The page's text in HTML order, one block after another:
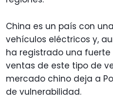
China es un país con
vehículos eléctricos y,
ha registrado una
ventas de este tipo de
mercado chino deja a
de vulnerabilidad.